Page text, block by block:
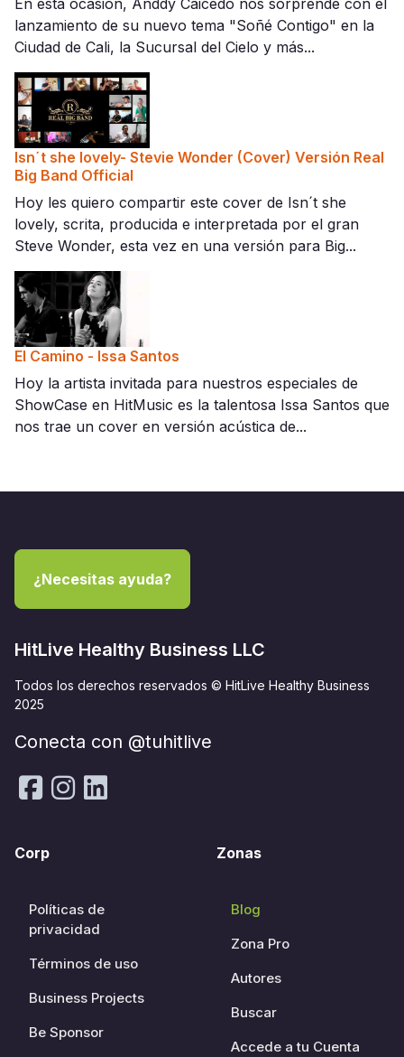
lanzamiento de su nuevo tema "Soñé Contigo" en la
Ciudad de Cali, la Sucursal del Cielo y más...
Isn´t she lovely- Stevie Wonder (Cover) Versión Real
Big Band Official
Hoy les quiero compartir este cover de Isn´t she
lovely, scrita, producida e interpretada por el gran
Steve Wonder, esta vez en una versión para Big...
El Camino - Issa Santos
Hoy la artista invitada para nuestros especiales de
ShowCase en HitMusic es la talentosa Issa Santos que
nos trae un cover en versión acústica de...
¿Necesitas ayuda?
HitLive Healthy Business LLC
Todos los derechos reservados © HitLive Healthy Business
2025
Conecta con @tuhitlive
Corp
Políticas de
privacidad
Términos de uso
Business Projects
Be Sponsor
Zonas
Blog
Zona Pro
Autores
Buscar
Accede a tu Cuenta